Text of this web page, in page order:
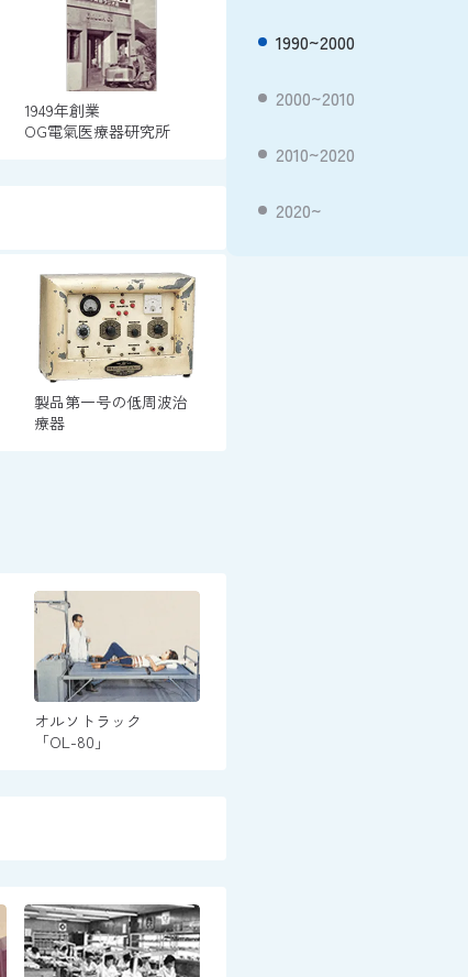
1949年創業
OG電氣医療器研究所
製品第一号の低周波治
療器
オルソトラック
「OL-80」
1990~2000
2000~2010
2010~2020
2020~